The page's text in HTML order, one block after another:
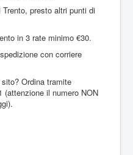
presto altri punti di
in 3 rate minimo €30.
con corriere
Ordina tramite
(attenzione il numero NON